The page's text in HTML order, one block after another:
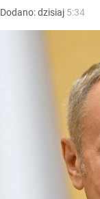
Dodano:dzisiaj 5:34